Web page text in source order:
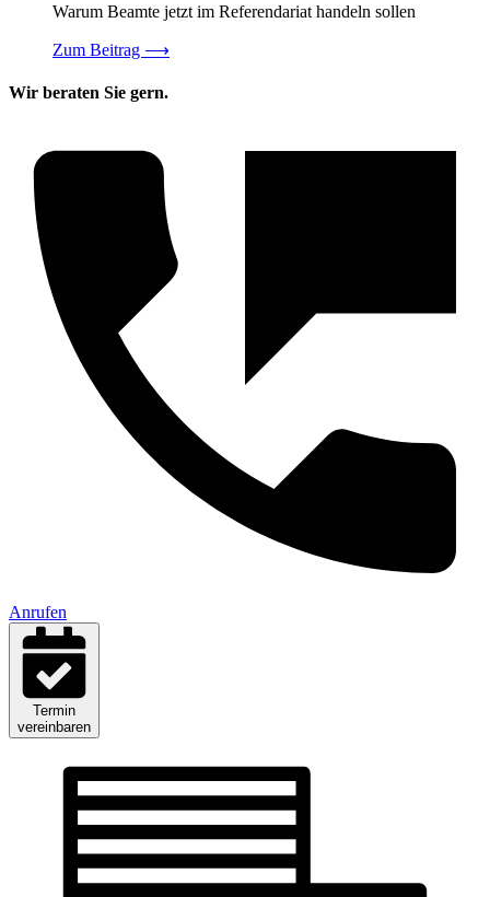
Warum Beamte jetzt im Referendariat handeln sollen
Zum Beitrag ⟶
Wir beraten Sie gern.
Anrufen
Termin
vereinbaren